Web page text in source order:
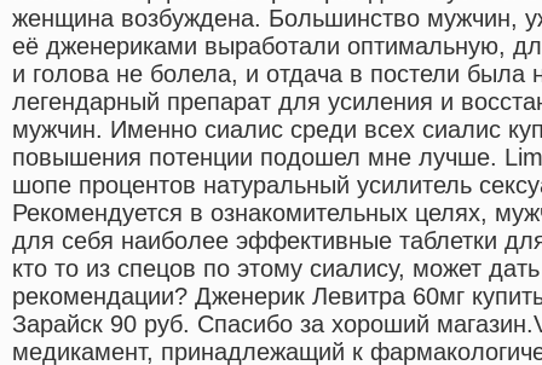
женщина возбуждена. Большинство мужчин,
её дженериками выработали оптимальную,
и голова не болела, и отдача в постели была
легендарный препарат для усиления и
мужчин. Именно сиалис среди всех сиалис
повышения потенции подошел мне лучше.
шопе процентов натуральный усилитель
Рекомендуется в ознакомительных целях,
для себя наиболее эффективные таблетки
кто то из спецов по этому сиалису, может
рекомендации? Дженерик Левитра 60мг
Зарайск 90 руб. Спасибо за хороший
медикамент, принадлежащий к